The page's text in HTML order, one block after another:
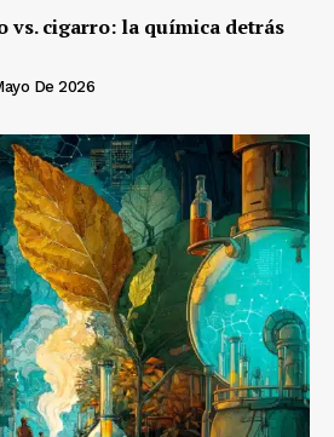
vs. cigarro: la química detrás
De 2026